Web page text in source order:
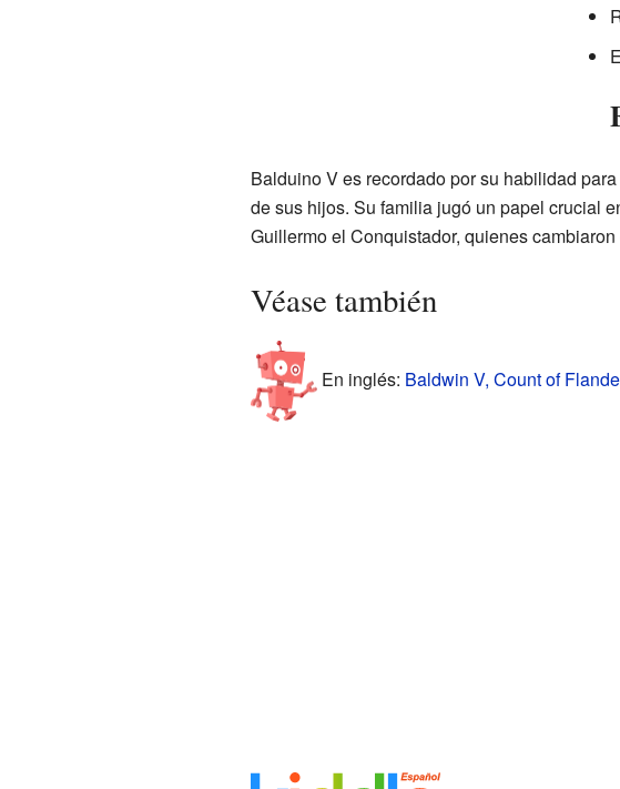
Balduino V es recordado por su habilidad
de sus hijos. Su familia jugó un papel crucial
Guillermo el Conquistador, quienes
Véase también
En inglés: Baldwin V, Count of